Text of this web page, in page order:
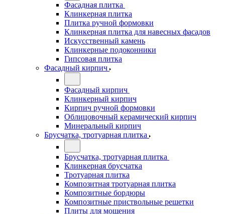
Фасадная плитка
Клинкерная плитка
Плитка ручной формовки
Клинкерная плитка для навесных фасадов
Искусственный камень
Клинкерные подоконники
Гипсовая плитка
Фасадный кирпич
Фасадный кирпич
Клинкерный кирпич
Кирпич ручной формовки
Облицовочный керамический кирпич
Минеральный кирпич
Брусчатка, тротуарная плитка
Брусчатка, тротуарная плитка
Клинкерная брусчатка
Тротуарная плитка
Композитная тротуарная плитка
Композитные бордюры
Композитные приствольные решетки
Плиты для мощения